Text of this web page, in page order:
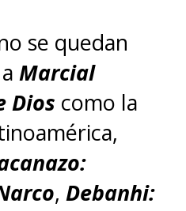
se quedan
Marcial
Dios como la
,Debanhi: